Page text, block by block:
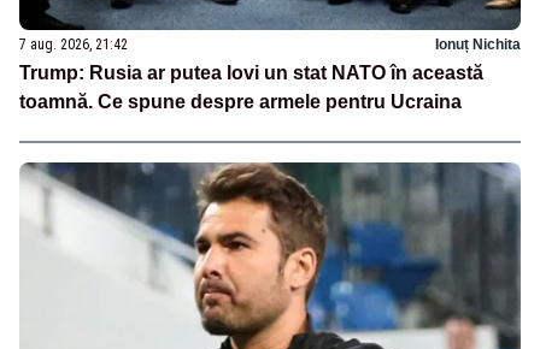
7 aug. 2026, 21:42 Ionuț Nichita
Trump: Rusia ar putea lovi un stat NATO în această
toamnă. Ce spune despre armele pentru Ucraina